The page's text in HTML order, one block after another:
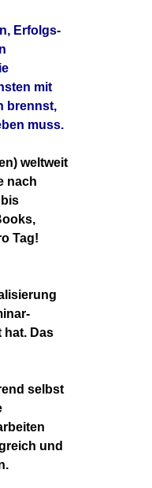
Erfolgs-
mit
brennst,
muss.
weltweit
nach
Tag!
hat. Das
selbst
und